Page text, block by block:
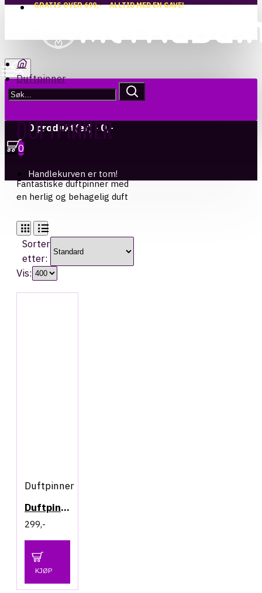
GRATIS OVER 699,-ALLTID MED EN GAVE!
0 produkt(er) - 0,-
0
Handlekurven er tom!
Duftpinner
DUFTPINNER
Fantastiske duftpinner med
en herlig og behagelig duft
Sorter
etter:
Vis:
Duftpinner
Duftpinner - Cinnamon & Clove
299,-
KJØP